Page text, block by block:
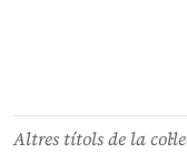
Altres títols de la